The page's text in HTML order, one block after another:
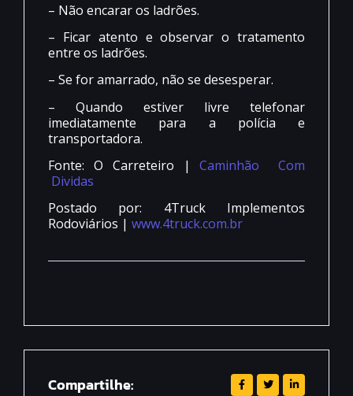
– Não encarar os ladrões.
– Ficar atento e observar o tratamento
entre os ladrões.
– Se for amarrado, não se desesperar.
– Quando estiver livre telefonar
imediatamente para a polícia e
transportadora.
Fonte: O Carreteiro |Caminhão Com
Dividas
Postado por: 4Truck Implementos
Rodoviários | www.4truck.com.br
Compartilhe: